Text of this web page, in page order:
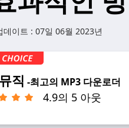
이트 : 07일 06월 2023년
직 -최고의 MP3 다운로더
4.9의 5 아웃